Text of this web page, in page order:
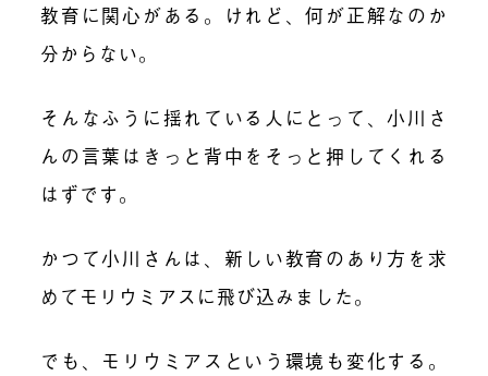
教育に関心がある。けれど、何が正解なのか
分からない。
そんなふうに揺れている人にとって、小川さ
んの言葉はきっと背中をそっと押してくれる
はずです。
かつて小川さんは、新しい教育のあり方を求
めてモリウミアスに飛び込みました。
でも、モリウミアスという環境も変化する。